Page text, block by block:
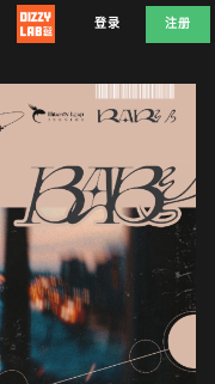
登录 注册